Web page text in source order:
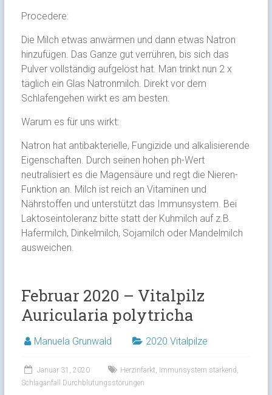
Procedere:
Die Milch etwas anwärmen und dann etwas Natron
hinzufügen. Das Ganze gut verrühren, bis sich das
Pulver vollständig aufgelöst hat. Man trinkt nun 2 x
täglich ein Glas Natronmilch. Direkt vor dem
Schlafengehen wirkt es am besten.
Warum es für uns wirkt:
Natron hat antibakterielle, Fungizide und alkalisierende
Eigenschaften. Durch seinen hohen ph-Wert
neutralisiert es die Magensäure und regt die Nieren-
Funktion an. Milch ist reich an Vitaminen und
Nährstoffen und unterstützt das Immunsystem. Bei
Laktoseintoleranz bitte statt der Kuhmilch auf z.B.
Hafermilch, Dinkelmilch, Sojamilch oder Mandelmilch
ausweichen.
Februar 2020 – Vitalpilz
Auricularia polytricha
Manuela Grunwald 2020 Vitalpilze
Januar 31, 2020 Herzinfarkt Immunsystem stärkend
Schlaganfall Durchblutungsstörungen